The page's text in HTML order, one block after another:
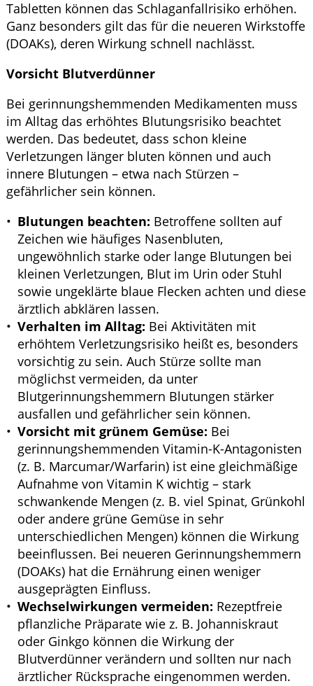
Tabletten können das Schlaganfallrisiko erhöhen.
Ganz besonders gilt das für die neueren Wirkstoffe
(DOAKs), deren Wirkung schnell nachlässt.
Vorsicht Blutverdünner
Bei gerinnungshemmenden Medikamenten muss
im Alltag das erhöhtes Blutungsrisiko beachtet
werden. Das bedeutet, dass schon kleine
Verletzungen länger bluten können und auch
innere Blutungen – etwa nach Stürzen –
gefährlicher sein können.
Blutungen beachten: Betroffene sollten auf
Zeichen wie häufiges Nasenbluten,
ungewöhnlich starke oder lange Blutungen bei
kleinen Verletzungen, Blut im Urin oder Stuhl
sowie ungeklärte blaue Flecken achten und diese
ärztlich abklären lassen.
Verhalten im Alltag: Bei Aktivitäten mit
erhöhtem Verletzungsrisiko heißt es, besonders
vorsichtig zu sein. Auch Stürze sollte man
möglichst vermeiden, da unter
Blutgerinnungshemmern Blutungen stärker
ausfallen und gefährlicher sein können.
Vorsicht mit grünem Gemüse: Bei
gerinnungshemmenden Vitamin-K-Antagonisten
(z. B. Marcumar/Warfarin) ist eine gleichmäßige
Aufnahme von Vitamin K wichtig – stark
schwankende Mengen (z. B. viel Spinat, Grünkohl
oder andere grüne Gemüse in sehr
unterschiedlichen Mengen) können die Wirkung
beeinflussen. Bei neueren Gerinnungshemmern
(DOAKs) hat die Ernährung einen weniger
ausgeprägten Einfluss.
Wechselwirkungen vermeiden: Rezeptfreie
pflanzliche Präparate wie z. B. Johanniskraut
oder Ginkgo können die Wirkung der
Blutverdünner verändern und sollten nur nach
ärztlicher Rücksprache eingenommen werden.